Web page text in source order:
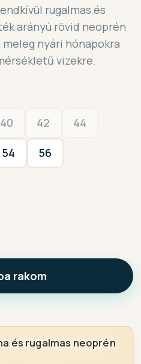
rugalmas és
arányú rövid neoprén
nyári hónapokra
vizekre.
40 42 44
54 56
rakom
és rugalmas neoprén